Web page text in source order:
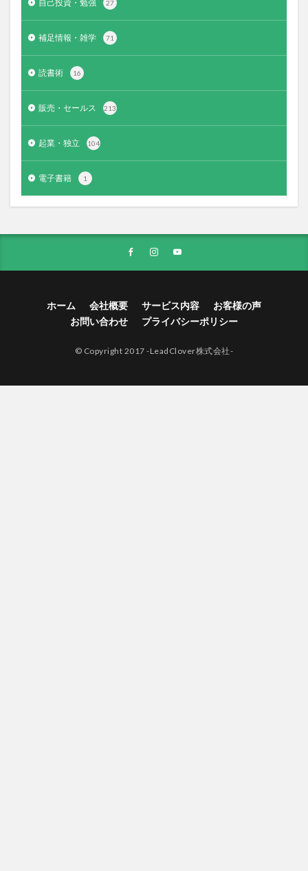
自己投資・勉強 27
補足情報・雑学 71
読書術 16
販売・セールス 213
起業・独立 104
電子書籍 1
ホーム 会社概要 サービス内容
お客様の声
お問い合わせ
プライバシーポリシー
© Copyright 2017 -LeadClover株式会社-